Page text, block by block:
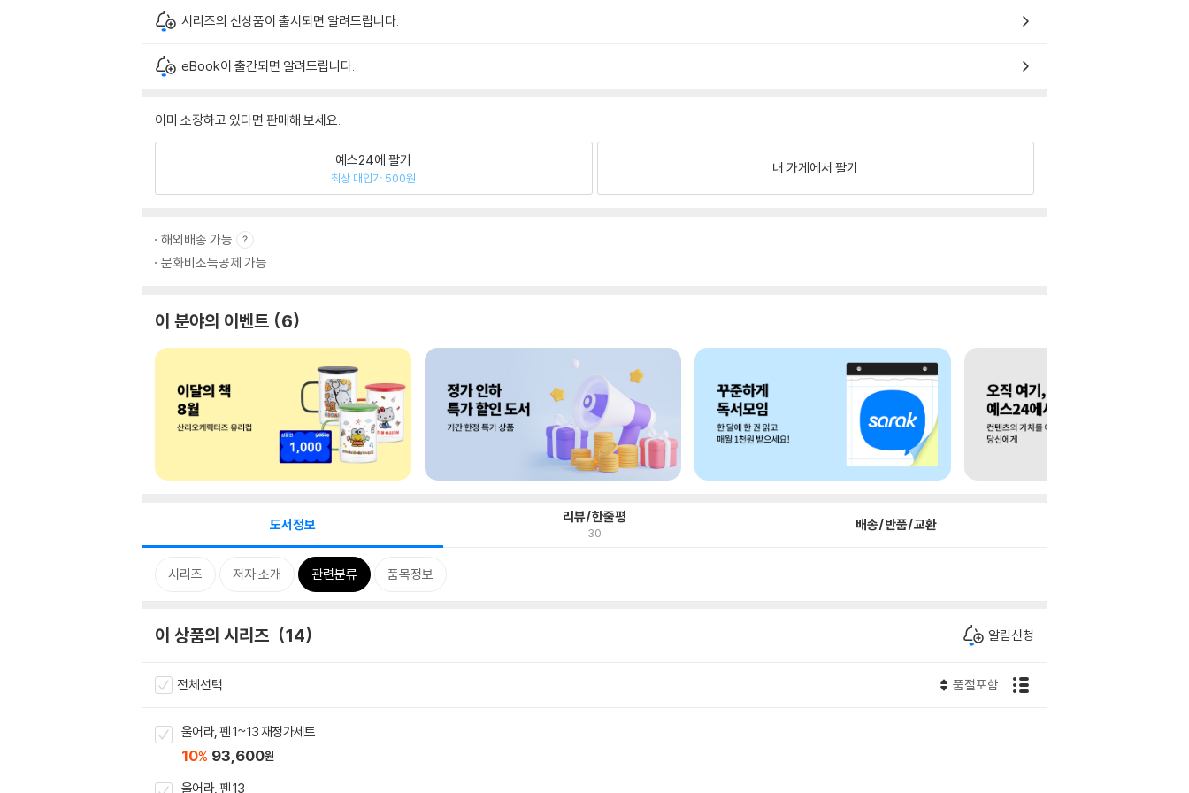
시리즈의 신상품이 출시되면 알려드립니다.
eBook이 출간되면 알려드립니다.
이미 소장하고 있다면 판매해 보세요.
예스24에 팔기
최상 매입가 500원
내 가게에서 팔기
해외배송 가능
문화비소득공제 가능
이 분야의 이벤트 6
도서정보 리뷰/한줄평
30 배송/반품/교환
시리즈 저자 소개 관련분류 품목정보
이 상품의 시리즈 14 알림신청
전체선택 품절포함
울어라, 펜 1~13 재정가세트
10% 93,600원
울어라, 펜 13